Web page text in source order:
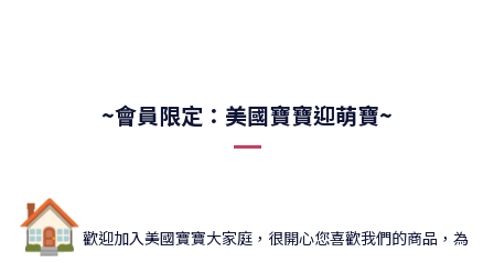
~會員限定：美國寶寶迎萌寶~
🏠歡迎加入美國寶寶大家庭，很開心您喜歡我們的商品，為